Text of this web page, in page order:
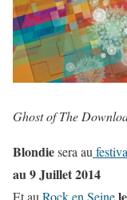
Ghost of The
Blondiesera au
au 9 Juillet 2014
Et au Rock en Seine